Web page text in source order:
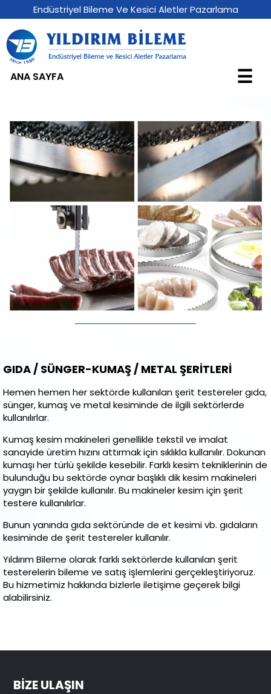
Endüstriyel Bileme Ve Kesici Aletler Pazarlama
ANA SAYFA ☰
GIDA / SÜNGER-KUMAŞ / METAL ŞERİTLERİ
Hemen hemen her sektörde kullanılan şerit testereler gıda,
sünger, kumaş ve metal kesiminde de ilgili sektörlerde
kullanılırlar.
Kumaş kesim makineleri genellikle tekstil ve imalat
sanayide üretim hızını attırmak için sıklıkla kullanılır. Dokunan
kumaşı her türlü şekilde kesebilir. Farklı kesim tekniklerinin de
bulunduğu bu sektörde oynar başlıklı dik kesim makineleri
yaygın bir şekilde kullanılır. Bu makineler kesim için şerit
testere kullanılırlar.
Bunun yanında gıda sektöründe de et kesimi vb. gıdaların
kesiminde de şerit testereler kullanılır.
Yıldırım Bileme olarak farklı sektörlerde kullanılan şerit
testerelerin bileme ve satış işlemlerini gerçekleştiriyoruz.
Bu hizmetimiz hakkında bizlerle iletişime geçerek bilgi
alabilirsiniz.
BİZE ULAŞIN